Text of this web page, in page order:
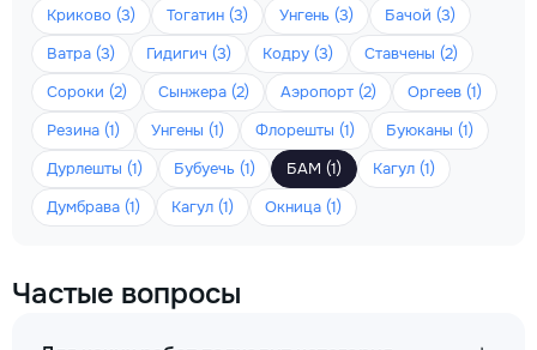
Криково (3)
Тогатин (3) Унгень (3)
Бачой (3)
Ватра (3)
Гидигич (3) Кодру (3)
Ставчены (2)
Сороки (2)
Сынжера (2) Аэропорт (2)
Оргеев (1)
Резина (1)
Унгены (1) Флорешты (1)
Буюканы (1)
Дурлешты (1)
Бубуечь (1) БАМ (1)
Кагул (1)
Думбрава (1)
Кагул (1) Окница (1)
Частые вопросы